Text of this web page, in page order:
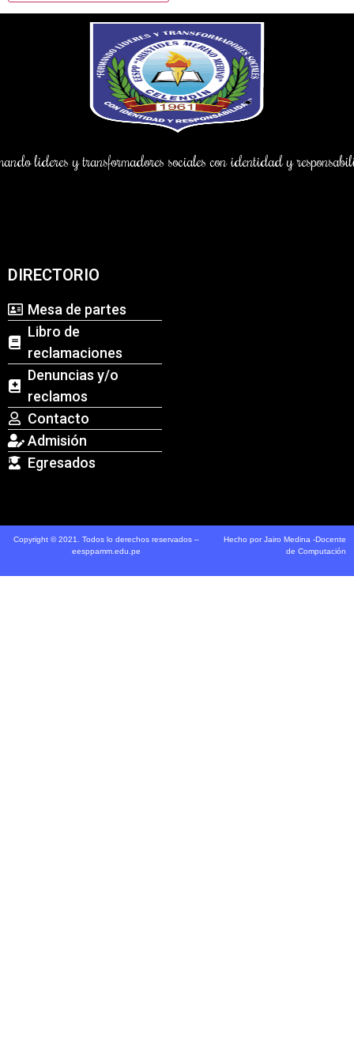
lideres y transformadores sociales con identidad y
DIRECTORIO
Mesa de partes
Libro de
reclamaciones
Denuncias y/o
reclamos
Contacto
Admisión
Egresados
Copyright © 2021. Todos lo derechos reservados –
eesppamm.edu.pe
Hecho por Jairo Medina -Docente
de Computación